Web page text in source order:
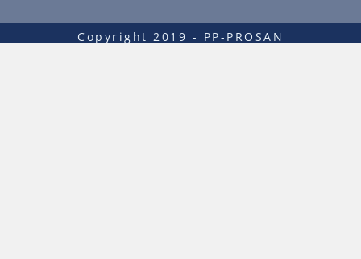
Copyright 2019 - PP-PROSAN